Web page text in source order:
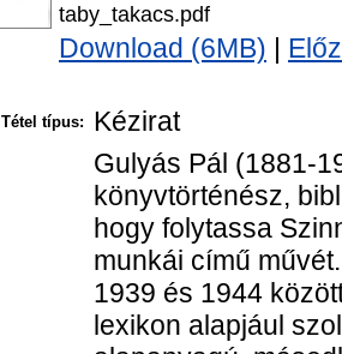
taby_takacs.pdf
Download (6MB)
Tétel típus: Kézirat
Gulyás Pál (1881-
könyvtörténész,
hogy folytassa
munkái című
1939 és 1944
lexikon alapjául